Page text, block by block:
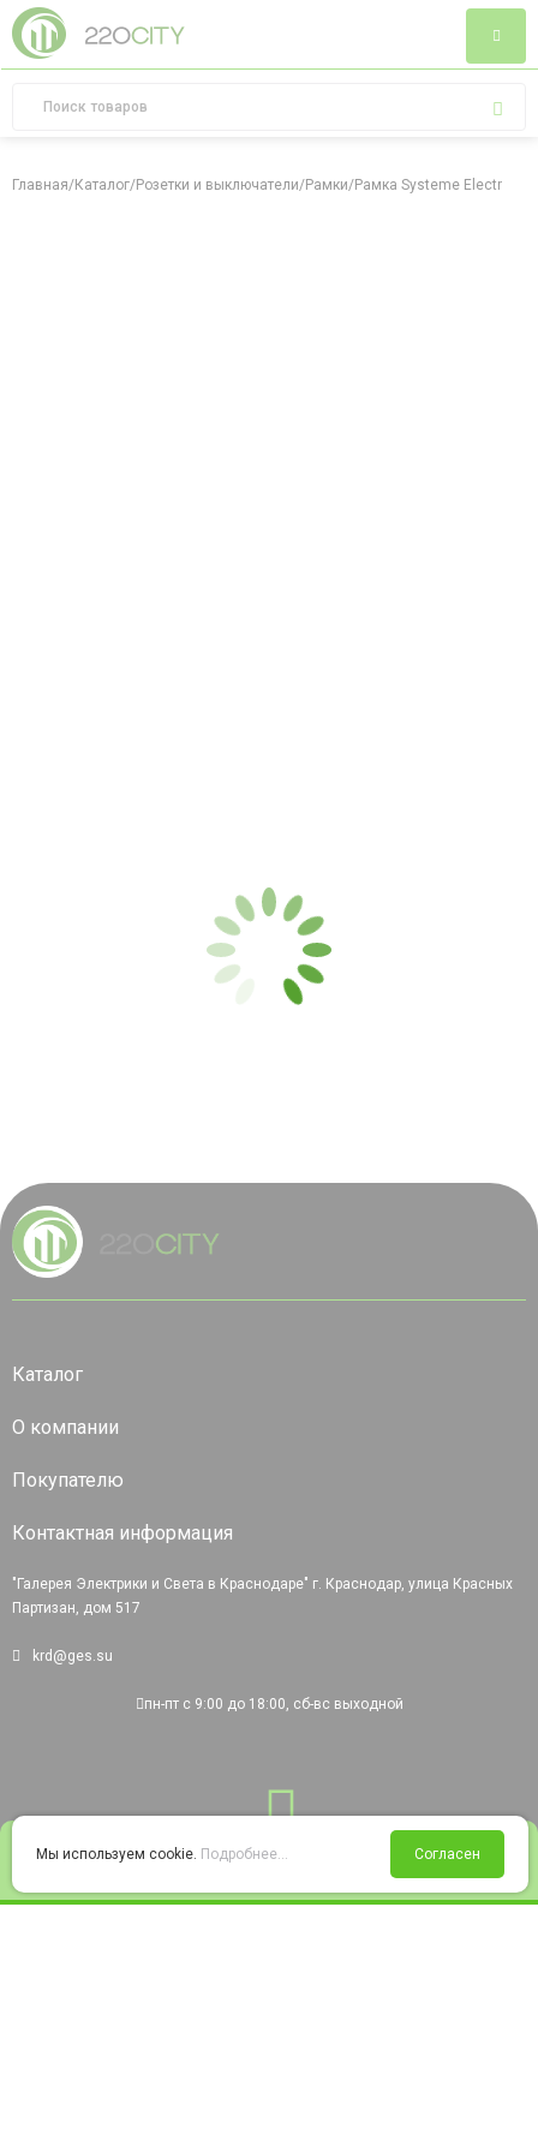
Войти Избранное Корзина
Главная/Каталог/Розетки и выключатели/Рамки/Рамка Systeme Electric
Каталог
О компании
Покупателю
Контактная информация
"Галерея Электрики и Света в Краснодаре" г. Краснодар, улица Красных
Партизан, дом 517
krd@ges.su
пн-пт с 9:00 до 18:00, сб-вс выходной
Мы используем cookie. Подробнее... Согласен